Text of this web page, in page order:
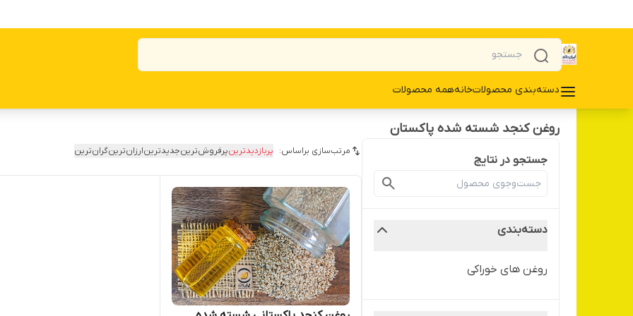
دسته‌بندی محصولاتخانههمه محصولات
روغن کنجد شسته شده پاکستان
جستجو در نتایج
دسته‌بندی
روغن های خوراکی
مرتب‌سازی براساس: پربازدیدترینپرفروش‌ترینجدیدترینارزان‌ترینگران‌ترین